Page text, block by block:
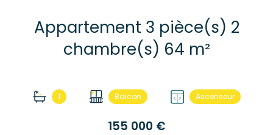
Appartement 3 pièce(s) 2
chambre(s) 64 m²
1 Balcon Ascenseur
155 000 €